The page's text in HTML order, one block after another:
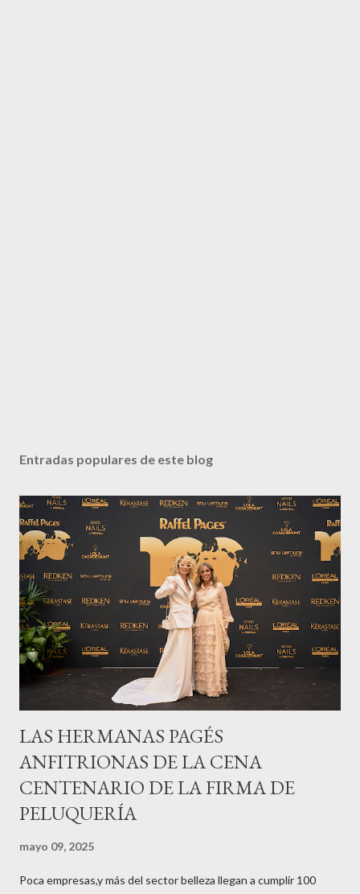
Entradas populares de este blog
LAS HERMANAS PAGÉS
ANFITRIONAS DE LA CENA
CENTENARIO DE LA FIRMA DE
PELUQUERÍA
mayo 09, 2025
Poca empresas,y más del sector belleza llegan a cumplir 100